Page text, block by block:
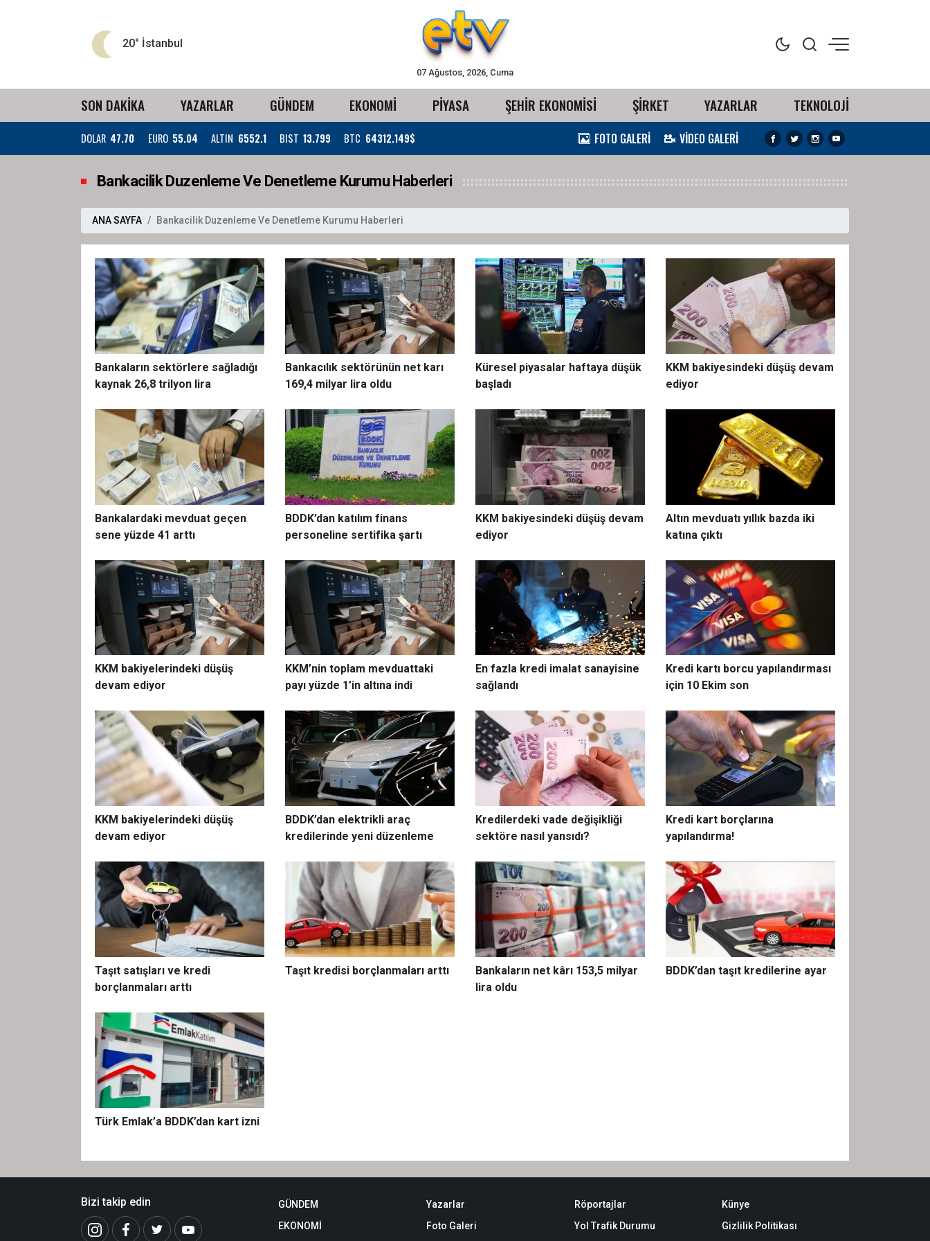
20° İstanbul
07 Ağustos, 2026, Cuma
SON DAKİKA YAZARLAR GÜNDEM EKONOMİ PİYASA ŞEHİR EKONOMİSİ ŞİRKET YAZARLAR TEKNOLOJİ
DOLAR 47.70 EURO 55.04 ALTIN 6552.1 BIST 13.799 BTC 64312.149$ FOTO GALERİ VİDEO GALERİ
Bankacilik Duzenleme Ve Denetleme Kurumu Haberleri
ANA SAYFA Bankacilik Duzenleme Ve Denetleme Kurumu Haberleri
Bankaların sektörlere sağladığı
kaynak 26,8 trilyon lira
Bankacılık sektörünün net karı
169,4 milyar lira oldu
Küresel piyasalar haftaya düşük
başladı
KKM bakiyesindeki düşüş devam
ediyor
Bankalardaki mevduat geçen
sene yüzde 41 arttı
BDDK’dan katılım finans
personeline sertifika şartı
KKM bakiyesindeki düşüş devam
ediyor
Altın mevduatı yıllık bazda iki
katına çıktı
KKM bakiyelerindeki düşüş
devam ediyor
KKM’nin toplam mevduattaki
payı yüzde 1’in altına indi
En fazla kredi imalat sanayisine
sağlandı
Kredi kartı borcu yapılandırması
için 10 Ekim son
KKM bakiyelerindeki düşüş
devam ediyor
BDDK’dan elektrikli araç
kredilerinde yeni düzenleme
Kredilerdeki vade değişikliği
sektöre nasıl yansıdı?
Kredi kart borçlarına
yapılandırma!
Taşıt satışları ve kredi
borçlanmaları arttı
Taşıt kredisi borçlanmaları arttı
Bankaların net kârı 153,5 milyar
lira oldu
BDDK’dan taşıt kredilerine ayar
Türk Emlak’a BDDK’dan kart izni
Bizi takip edin
GÜNDEM
EKONOMİ
Yazarlar
Foto Galeri
Röportajlar
Yol Trafik Durumu
Künye
Gizlilik Politikası